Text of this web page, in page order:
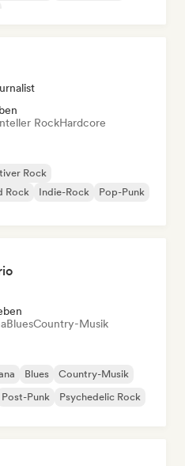
RockHardcore
Rock
Rock Indie-Rock
Pop-Punk
BluesCountry-Musik
Blues
Country-Musik
Post-Punk Psychedelic Rock